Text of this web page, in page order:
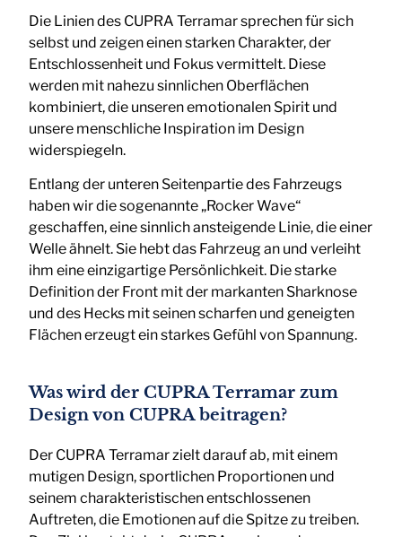
Die Linien des CUPRA Terramar sprechen für sich
selbst und zeigen einen starken Charakter, der
Entschlossenheit und Fokus vermittelt. Diese
werden mit nahezu sinnlichen Oberflächen
kombiniert, die unseren emotionalen Spirit und
unsere menschliche Inspiration im Design
widerspiegeln.
Entlang der unteren Seitenpartie des Fahrzeugs
haben wir die sogenannte „Rocker Wave“
geschaffen, eine sinnlich ansteigende Linie, die einer
Welle ähnelt. Sie hebt das Fahrzeug an und verleiht
ihm eine einzigartige Persönlichkeit. Die starke
Definition der Front mit der markanten Sharknose
und des Hecks mit seinen scharfen und geneigten
Flächen erzeugt ein starkes Gefühl von Spannung.
Was wird der CUPRA Terramar zum
Design von CUPRA beitragen?
Der CUPRA Terramar zielt darauf ab, mit einem
mutigen Design, sportlichen Proportionen und
seinem charakteristischen entschlossenen
Auftreten, die Emotionen auf die Spitze zu treiben.